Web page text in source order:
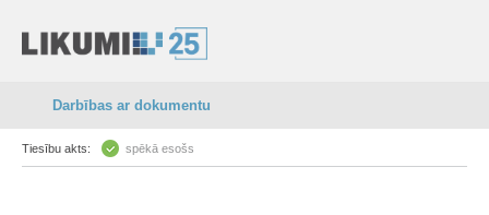
Darbības ar dokumentu
Tiesību akts: spēkā esošs